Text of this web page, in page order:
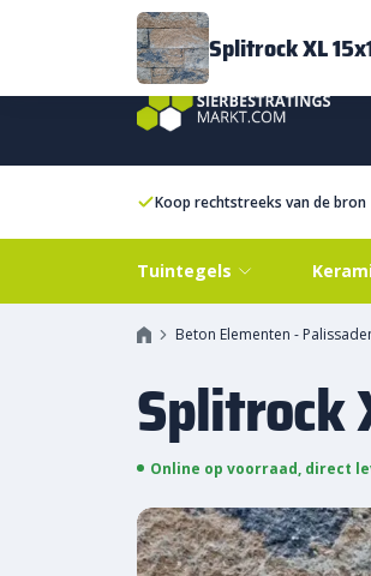
BezorgingFAQ
Koop rechtstreeks van de bron
Tuintegels
Beton Elementen -
Splitrock
Online op voorraad, direct
Splitrock XL